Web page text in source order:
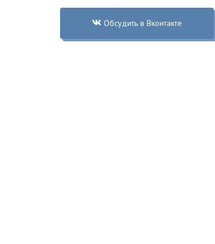
Обсудить в Вконтакте